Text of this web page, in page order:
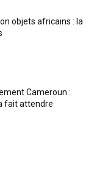
objets africains : la
Cameroun :
fait attendre